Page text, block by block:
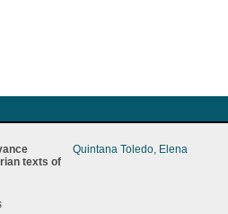
texts of
Quintana Toledo, Elena